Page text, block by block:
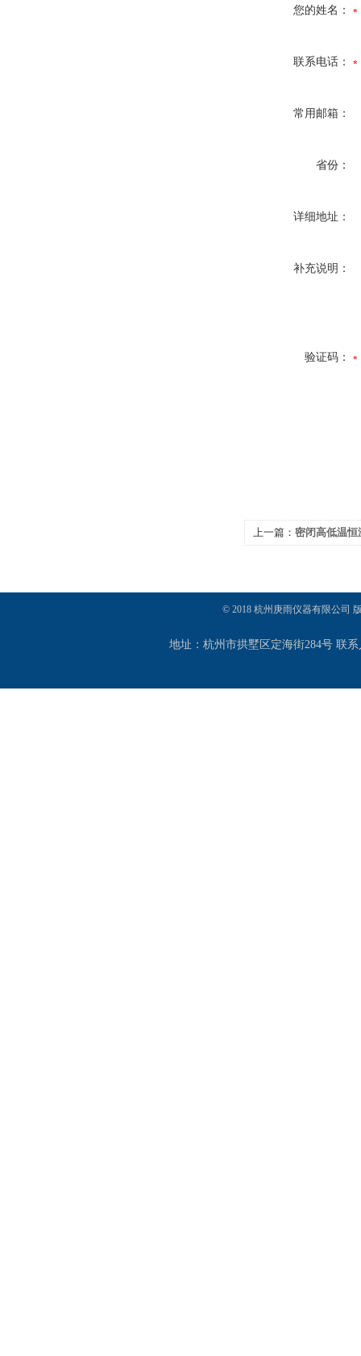
您的姓名：
联系电话：
常用邮箱：
省份：
详细地址：
补充说明：
验证码：
上一篇： 密闭高低温恒
© 2018 杭州庚雨仪器有限公司
地址：杭州市拱墅区定海街284号 联